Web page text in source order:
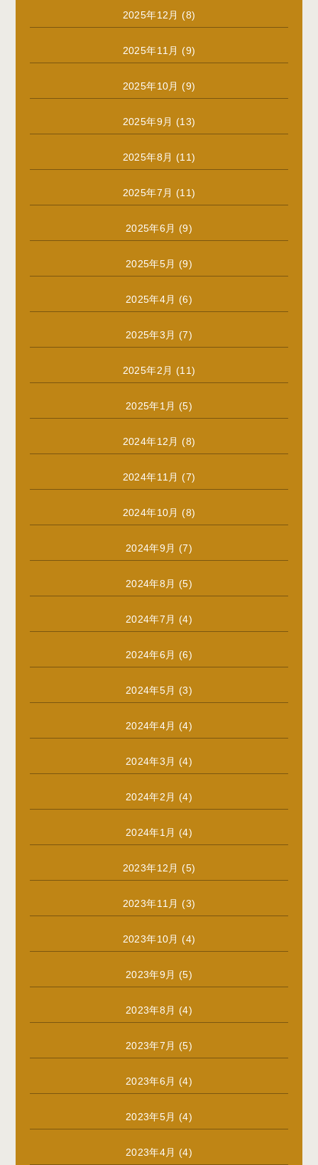
2025年12月 (8)
2025年11月 (9)
2025年10月 (9)
2025年9月 (13)
2025年8月 (11)
2025年7月 (11)
2025年6月 (9)
2025年5月 (9)
2025年4月 (6)
2025年3月 (7)
2025年2月 (11)
2025年1月 (5)
2024年12月 (8)
2024年11月 (7)
2024年10月 (8)
2024年9月 (7)
2024年8月 (5)
2024年7月 (4)
2024年6月 (6)
2024年5月 (3)
2024年4月 (4)
2024年3月 (4)
2024年2月 (4)
2024年1月 (4)
2023年12月 (5)
2023年11月 (3)
2023年10月 (4)
2023年9月 (5)
2023年8月 (4)
2023年7月 (5)
2023年6月 (4)
2023年5月 (4)
2023年4月 (4)